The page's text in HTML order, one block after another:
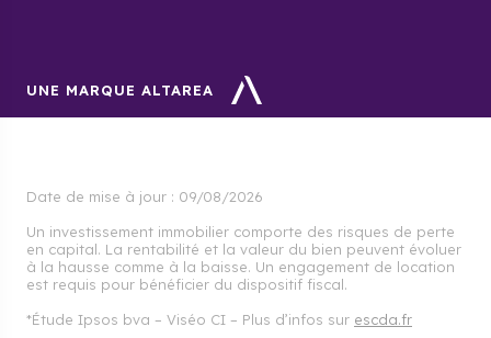
UNE MARQUE ALTAREA
Date de mise à jour : 09/08/2026
Un investissement immobilier comporte des risques de perte
en capital. La rentabilité et la valeur du bien peuvent évoluer
à la hausse comme à la baisse. Un engagement de location
est requis pour bénéficier du dispositif fiscal.
*Étude Ipsos bva – Viséo CI – Plus d’infos sur escda.fr